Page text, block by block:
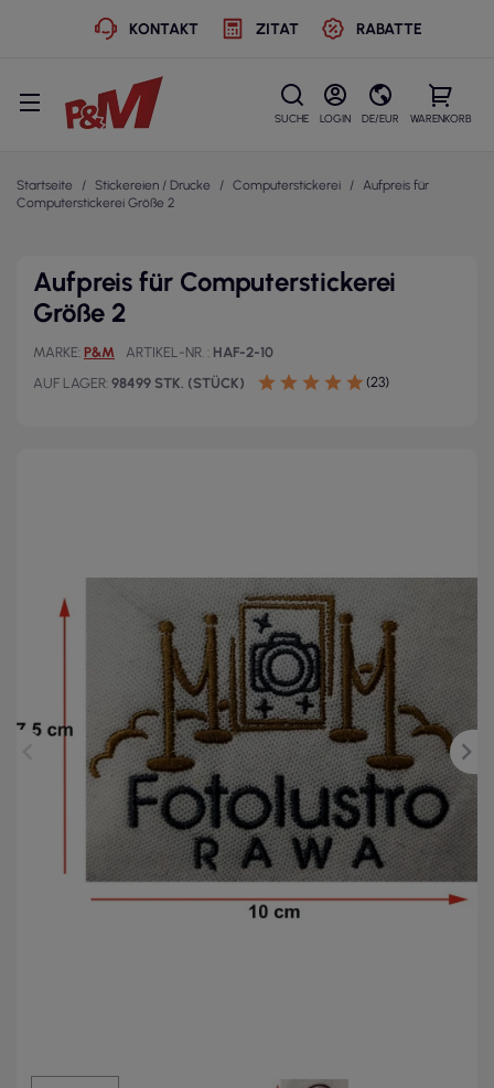
KONTAKT ZITAT RABATTE
SUCHE LOGIN DE/EUR WARENKORB
Startseite Stickereien / Drucke Computerstickerei
Aufpreis für
Computerstickerei Größe 2
Aufpreis für Computerstickerei
Größe 2
MARKE P&M ARTIKEL-NR. HAF-2-10
AUF LAGER 98499 STK. (STÜCK) (23)